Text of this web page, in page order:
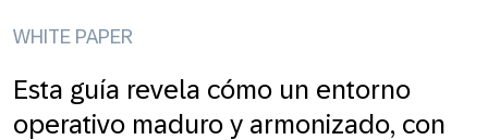
WHITE PAPER
Esta guía revela cómo un entorno
operativo maduro y armonizado, con